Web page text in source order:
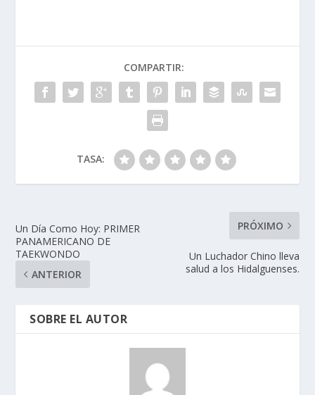
COMPARTIR:
TASA:
Un Día Como Hoy: PRIMER
PANAMERICANO DE
TAEKWONDO
ANTERIOR
PRÓXIMO
Un Luchador Chino lleva
salud a los Hidalguenses.
SOBRE EL AUTOR